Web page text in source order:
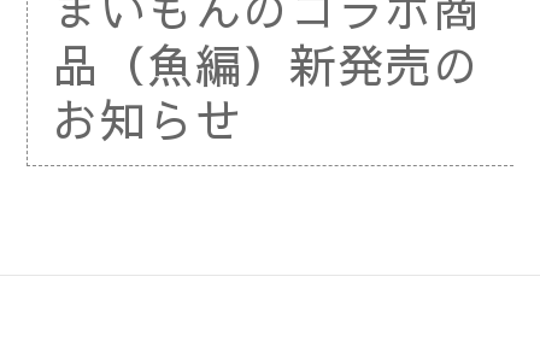
品（魚編）新発売の
お知らせ